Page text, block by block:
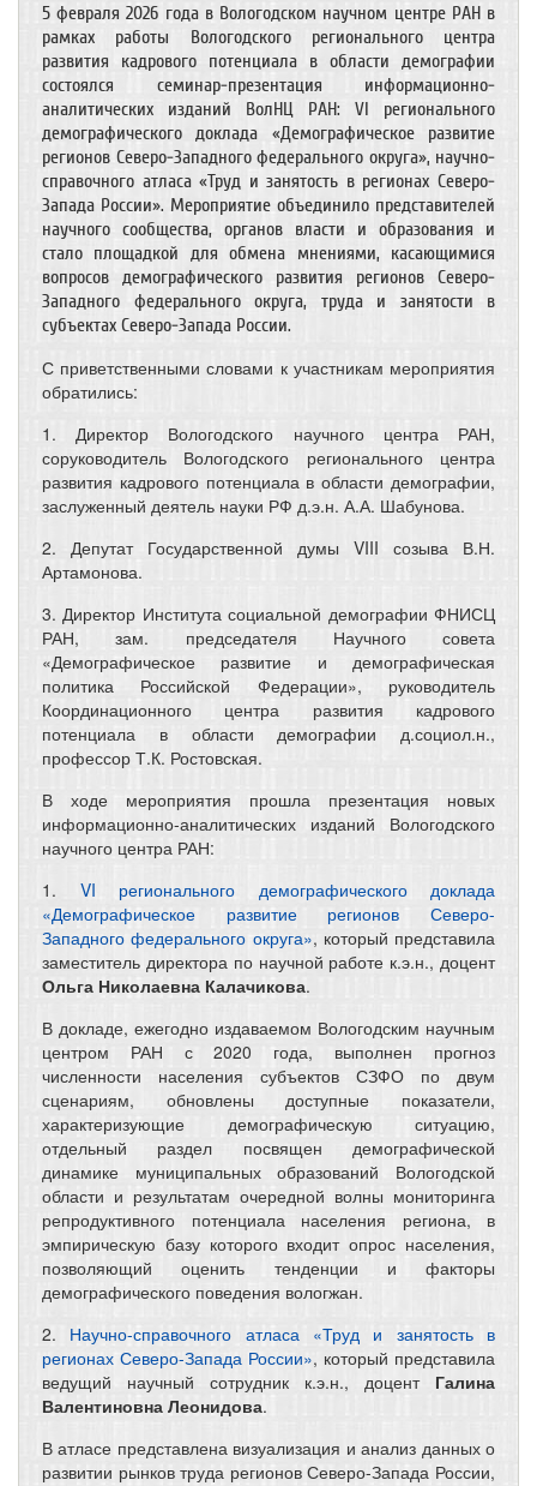
5 февраля 2026 года в Вологодском научном центре РАН в
рамках работы Вологодского регионального центра
развития кадрового потенциала в области демографии
состоялся семинар-презентация информационно-
аналитических изданий ВолНЦ РАН: VI регионального
демографического доклада «Демографическое развитие
регионов Северо-Западного федерального округа», научно-
справочного атласа «Труд и занятость в регионах Северо-
Запада России». Мероприятие объединило представителей
научного сообщества, органов власти и образования и
стало площадкой для обмена мнениями, касающимися
вопросов демографического развития регионов Северо-
Западного федерального округа, труда и занятости в
субъектах Северо-Запада России.
С приветственными словами к участникам мероприятия
обратились:
1. Директор Вологодского научного центра РАН,
соруководитель Вологодского регионального центра
развития кадрового потенциала в области демографии,
заслуженный деятель науки РФ д.э.н. А.А. Шабунова.
2. Депутат Государственной думы VIII созыва В.Н.
Артамонова.
3. Директор Института социальной демографии ФНИСЦ
РАН, зам. председателя Научного совета
«Демографическое развитие и демографическая
политика Российской Федерации», руководитель
Координационного центра развития кадрового
потенциала в области демографии д.социол.н.,
профессор Т.К. Ростовская.
В ходе мероприятия прошла презентация новых
информационно-аналитических изданий Вологодского
научного центра РАН:
1. VI регионального демографического доклада
«Демографическое развитие регионов Северо-
Западного федерального округа», который представила
заместитель директора по научной работе к.э.н., доцент
Ольга Николаевна Калачикова.
В докладе, ежегодно издаваемом Вологодским научным
центром РАН с 2020 года, выполнен прогноз
численности населения субъектов СЗФО по двум
сценариям, обновлены доступные показатели,
характеризующие демографическую ситуацию,
отдельный раздел посвящен демографической
динамике муниципальных образований Вологодской
области и результатам очередной волны мониторинга
репродуктивного потенциала населения региона, в
эмпирическую базу которого входит опрос населения,
позволяющий оценить тенденции и факторы
демографического поведения вологжан.
2. Научно-справочного атласа «Труд и занятость в
регионах Северо-Запада России», который представила
ведущий научный сотрудник к.э.н., доцент Галина
Валентиновна Леонидова.
В атласе представлена визуализация и анализ данных о
развитии рынков труда регионов Северо-Запада России,